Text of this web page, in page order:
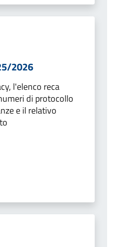
2026
l'elenco reca
di protocollo
e il relativo